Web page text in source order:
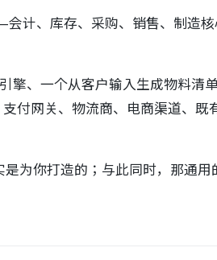
计、库存、采购、销售、制造
、一个从客户输入生成物料清
付网关、物流商、电商渠道、既
为你打造的；与此同时，那通用